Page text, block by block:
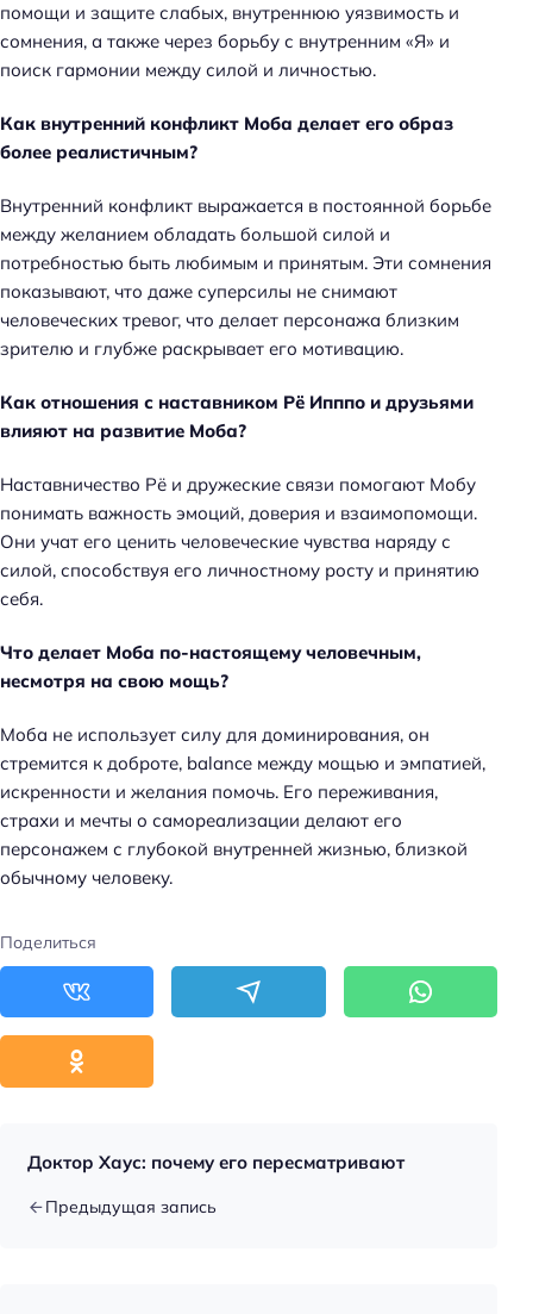
помощи и защите слабых, внутреннюю уязвимость и
сомнения, а также через борьбу с внутренним «Я» и
поиск гармонии между силой и личностью.
Как внутренний конфликт Моба делает его образ
более реалистичным?
Внутренний конфликт выражается в постоянной борьбе
между желанием обладать большой силой и
потребностью быть любимым и принятым. Эти сомнения
показывают, что даже суперсилы не снимают
человеческих тревог, что делает персонажа близким
зрителю и глубже раскрывает его мотивацию.
Как отношения с наставником Рё Ипппо и друзьями
влияют на развитие Моба?
Наставничество Рё и дружеские связи помогают Мобу
понимать важность эмоций, доверия и взаимопомощи.
Они учат его ценить человеческие чувства наряду с
силой, способствуя его личностному росту и принятию
себя.
Что делает Моба по-настоящему человечным,
несмотря на свою мощь?
Моба не использует силу для доминирования, он
стремится к доброте, balance между мощью и эмпатией,
искренности и желания помочь. Его переживания,
страхи и мечты о самореализации делают его
персонажем с глубокой внутренней жизнью, близкой
обычному человеку.
Поделиться
Доктор Хаус: почему его пересматривают
Предыдущая запись